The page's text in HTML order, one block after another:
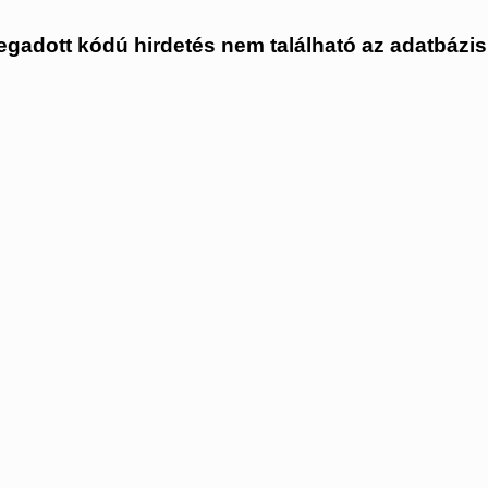
kódú hirdetés nem található az